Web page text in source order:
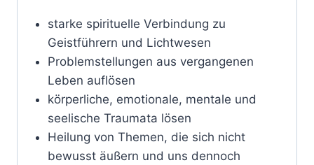
starke spirituelle Verbindung zu
Geistführern und Lichtwesen
Problemstellungen aus vergangenen
Leben auflösen
körperliche, emotionale, mentale und
seelische Traumata lösen
Heilung von Themen, die sich nicht
bewusst äußern und uns dennoch